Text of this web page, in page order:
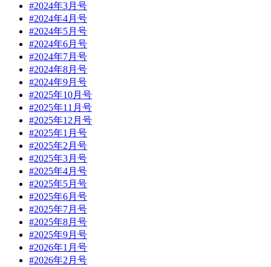
#2024年3月号
#2024年4月号
#2024年5月号
#2024年6月号
#2024年7月号
#2024年8月号
#2024年9月号
#2025年10月号
#2025年11月号
#2025年12月号
#2025年1月号
#2025年2月号
#2025年3月号
#2025年4月号
#2025年5月号
#2025年6月号
#2025年7月号
#2025年8月号
#2025年9月号
#2026年1月号
#2026年2月号